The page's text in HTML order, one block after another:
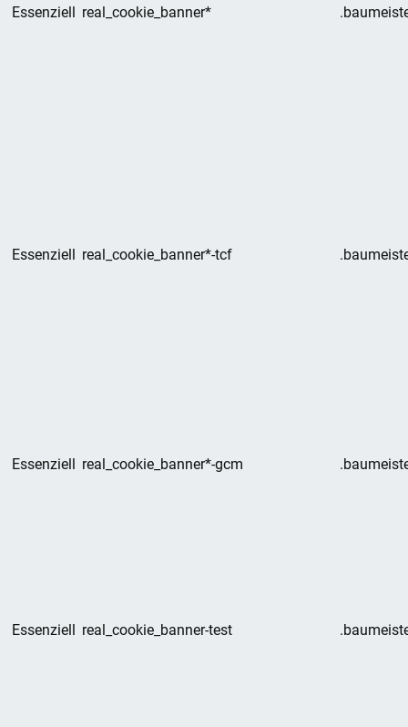
Essenziell real_cookie_banner*
Essenziell real_cookie_banner*-tcf
Essenziell real_cookie_banner*-gcm
Essenziell real_cookie_banner-test